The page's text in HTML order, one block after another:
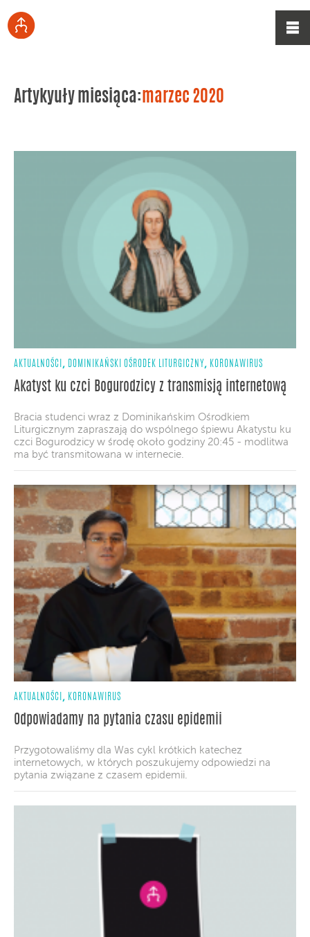
Artykyuły miesiąca: marzec 2020
AKTUALNOŚCI , DOMINIKAŃSKI OŚRODEK LITURGICZNY, KORONAWIRUS
Akatyst ku czci Bogurodzicy z transmisją internetową
Bracia studenci wraz z Dominikańskim Ośrodkiem
Liturgicznym zapraszają do wspólnego śpiewu Akatystu ku
czci Bogurodzicy w środę około godziny 20:45 - modlitwa
ma być transmitowana w internecie.
AKTUALNOŚCI , KORONAWIRUS
Odpowiadamy na pytania czasu epidemii
Przygotowaliśmy dla Was cykl krótkich katechez
internetowych, w których poszukujemy odpowiedzi na
pytania związane z czasem epidemii.